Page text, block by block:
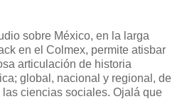
sobre México, en la larga
en el Colmex, permite atisbar
articulación de historia
global, nacional y regional, de
las ciencias sociales. Ojalá que